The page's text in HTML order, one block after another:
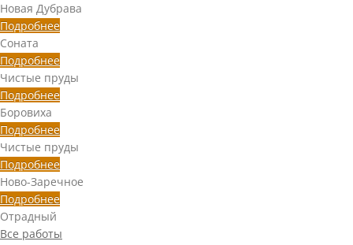
Новая Дубрава
Подробнее
Соната
Подробнее
Чистые пруды
Подробнее
Боровиха
Подробнее
Чистые пруды
Подробнее
Ново-Заречное
Подробнее
Отрадный
Все работы